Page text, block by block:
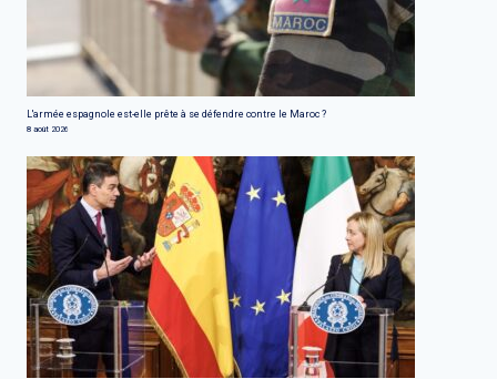
L'armée espagnole est-elle prête à se défendre contre le Maroc ?
8 août 2026